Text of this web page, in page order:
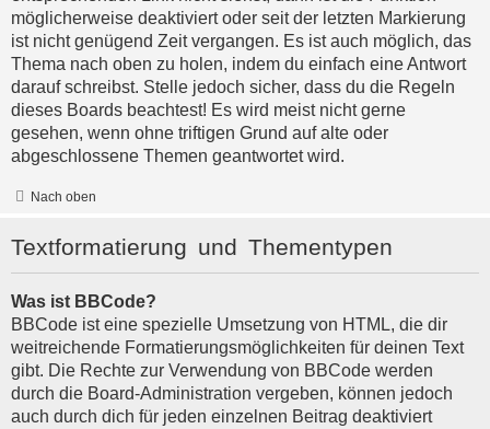
möglicherweise deaktiviert oder seit der letzten Markierung
ist nicht genügend Zeit vergangen. Es ist auch möglich, das
Thema nach oben zu holen, indem du einfach eine Antwort
darauf schreibst. Stelle jedoch sicher, dass du die Regeln
dieses Boards beachtest! Es wird meist nicht gerne
gesehen, wenn ohne triftigen Grund auf alte oder
abgeschlossene Themen geantwortet wird.
Nach oben
Textformatierung und Thementypen
Was ist BBCode?
BBCode ist eine spezielle Umsetzung von HTML, die dir
weitreichende Formatierungsmöglichkeiten für deinen Text
gibt. Die Rechte zur Verwendung von BBCode werden
durch die Board-Administration vergeben, können jedoch
auch durch dich für jeden einzelnen Beitrag deaktiviert